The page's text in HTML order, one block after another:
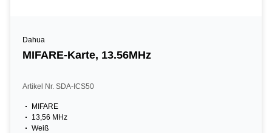
Dahua
MIFARE-Karte, 13.56MHz
Artikel Nr. SDA-ICS50
MIFARE
13,56 MHz
Weiß